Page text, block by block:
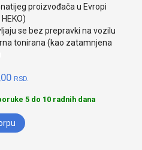
proizvođača u Evropi
se bez prepravki na vozilu
tonirana (kao zatamnjena
RSD.
5 do 10 radnih dana